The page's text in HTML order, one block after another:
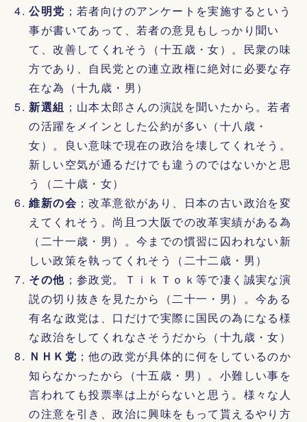
公明党 ；若者向けのアンケートを実施するという
事が書いてあって、若者の意見もしっかり聞い
て、改善してくれそう（十五歳・女）。民衆の味
方であり、自民党との連立政権に絶対に必要な存
在な為（十九歳・男）
新選組 ；山本太郎さんの演説を聞いたから。若者
の活躍をメインとした公約が多い（十八歳・
女）。良い意味で現在の政治を壊してくれそう。
新しい空気が通るだけでも違うのではないかと思
う（二十歳・女）
維新の会 ；改革意欲があり、日本の古い政治を変
えてくれそう。尚且つ大阪での改革実績がある為
（二十一歳・男）。今までの慣習に囚われない新
しい政策を執ってくれそう（二十二歳・男）
その他 ；参政党。ＴｉｋＴｏｋ等で凄く誠実な演
説の切り抜きを見たから（二十一・男）。今ある
有名な政党は、口だけで実際に国民の為になる様
な政治をしてくれなさそうだから（十九歳・女）
ＮＨＫ党 ；他の政党が具体的に何をしているのか
知らなかったから（十五歳・男）。小難しい事を
言われても投票率は上がらないと思う。様々な人
の注意を引き、政治に興味をもって貰えるやり方